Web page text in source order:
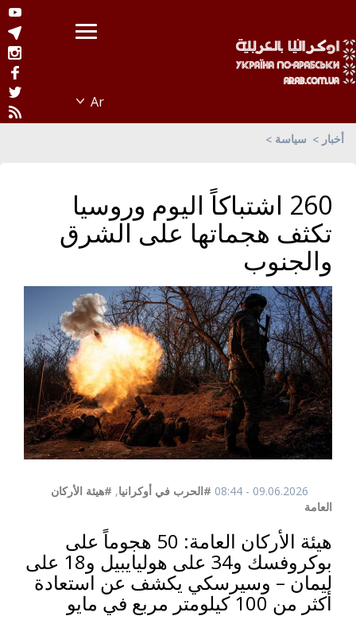
أخبار سياسة
260 اشتباكاً اليوم وروسيا
تكثف هجماتها على الشرق
والجنوب
09.06.2026 - 08:44 #الحرب في أوكرانيا, #هيئة الأركان
العامة
هيئة الأركان العامة: 50 هجوماً على
بوكروفسك و34 على هوليايبيل و18 على
ليمان – وسيرسكي يكشف عن استعادة
أكثر من 100 كيلومتر مربع في مايو